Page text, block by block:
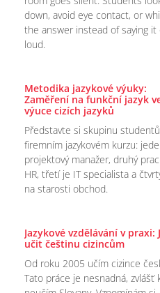
down, avoid eye contact, or
the answer instead of saying it
loud.
Metodika jazykové výuky:
Zaměření na funkční jazyk
výuce cizích jazyků
Představte si skupinu
firemním jazykovém kurzu:
projektový manažer, druhý
HR, třetí je IT specialista a
na starosti obchod.
Jazykové vzdělávání v praxi:
učit češtinu cizincům
Od roku 2005 učím cizince
Tato práce je nesnadná, zvlášť